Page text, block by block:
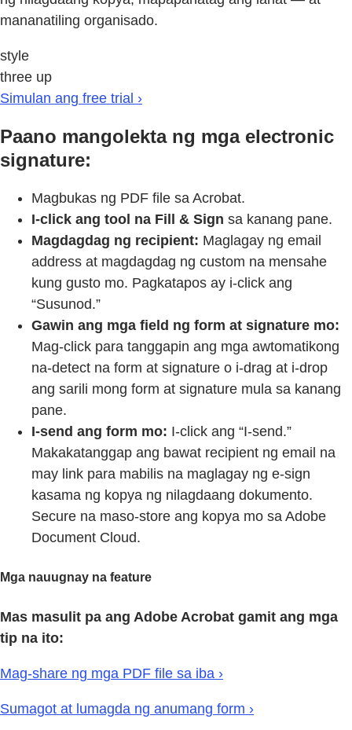
mananatiling organisado.
style
three up
Simulan ang free trial ›
Paano mangolekta ng mga electronic
signature:
Magbukas ng PDF file sa Acrobat.
I-click ang tool na Fill & Sign sa kanang pane.
Magdagdag ng recipient: Maglagay ng email
address at magdagdag ng custom na mensahe
kung gusto mo. Pagkatapos ay i-click ang
“Susunod.”
Gawin ang mga field ng form at signature mo:
Mag-click para tanggapin ang mga awtomatikong
na-detect na form at signature o i-drag at i-drop
ang sarili mong form at signature mula sa kanang
pane.
I-send ang form mo: I-click ang “I-send.”
Makakatanggap ang bawat recipient ng email na
may link para mabilis na maglagay ng e-sign
kasama ng kopya ng nilagdaang dokumento.
Secure na maso-store ang kopya mo sa Adobe
Document Cloud.
Mga nauugnay na feature
Mas masulit pa ang Adobe Acrobat gamit ang mga
tip na ito:
Mag-share ng mga PDF file sa iba ›
Sumagot at lumagda ng anumang form ›